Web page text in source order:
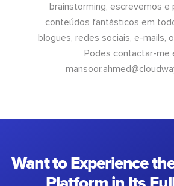
brainstorming, escrevemos e
conteúdos fantásticos em
blogues, redes sociais, e-mails,
Podes contactar-me
Want to Experience